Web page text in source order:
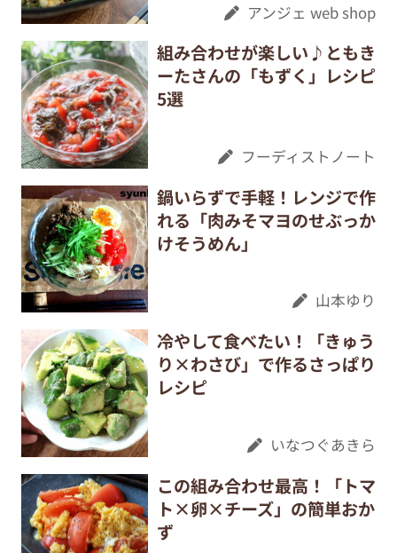
アンジェ web shop
組み合わせが楽しい♪ともき
ーたさんの「もずく」レシピ
5選
フーディストノート
鍋いらずで手軽！レンジで作
れる「肉みそマヨのせぶっか
けそうめん」
山本ゆり
冷やして食べたい！「きゅう
り×わさび」で作るさっぱり
レシピ
いなつぐあきら
この組み合わせ最高！「トマ
ト×卵×チーズ」の簡単おか
ず